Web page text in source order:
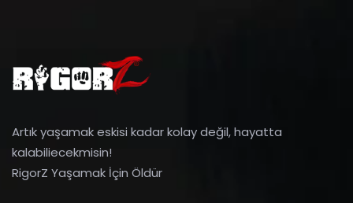
Artık yaşamak eskisi kadar kolay değil, hayatta
kalabiliecekmisin!
RigorZ Yaşamak İçin Öldür